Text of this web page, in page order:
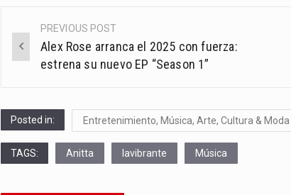
Post
navigation
PREVIOUS POST
Alex Rose arranca el 2025 con fuerza:
estrena su nuevo EP “Season 1”
Posted in: Entretenimiento, Música, Arte, Cultura & Moda
TAGS: Anitta lavibrante Música